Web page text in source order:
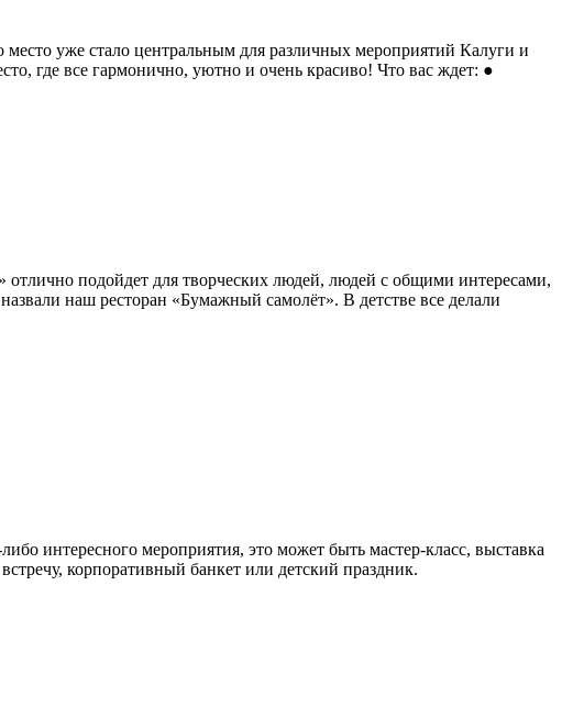
уже стало центральным для различных мероприятий Калуги и
где все гармонично, уютно и очень красиво! Что вас ждет: ●
подойдет для творческих людей, людей с общими интересами,
наш ресторан «Бумажный самолёт». В детстве все делали
интересного мероприятия, это может быть мастер-класс, выставка
корпоративный банкет или детский праздник.